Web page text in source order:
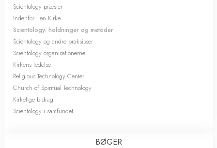
Scientology præster
Indenfor i en Kirke
Scientology: holdninger og metoder
Scientology og andre praksisser
Scientology organisationerne
Kirkens ledelse
Religious Technology Center
Church of Spiritual Technology
Kirkelige bidrag
Scientology i samfundet
BØGER